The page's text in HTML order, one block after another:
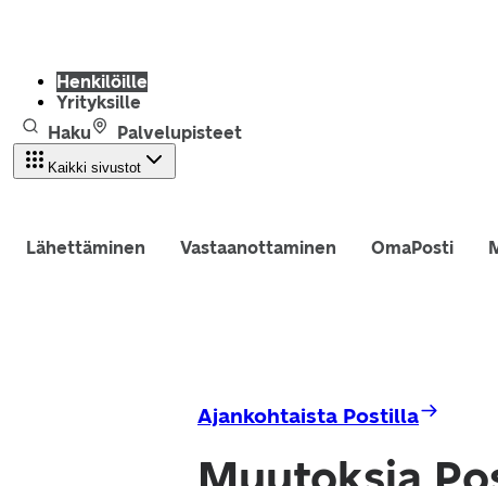
Henkilöille
Yrityksille
Haku
Palvelupisteet
Kaikki sivustot
Lähettäminen Vastaanottaminen OmaPosti
Ajankohtaista Postilla